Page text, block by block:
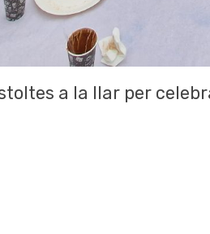
a la llar per